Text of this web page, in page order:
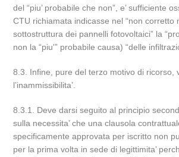
del “piu’ probabile che non”, e’ sufficiente
CTU richiamata indicasse nel “non corretto
sottostruttura dei pannelli fotovoltaici” la
non la “piu'” probabile causa) “delle
8.3. Infine, pure del terzo motivo di ricorso,
l’inammissibilita’.
8.3.1. Deve darsi seguito al principio
sulla necessita’ che una clausola
specificamente approvata per iscritto non
per la prima volta in sede di legittimita’